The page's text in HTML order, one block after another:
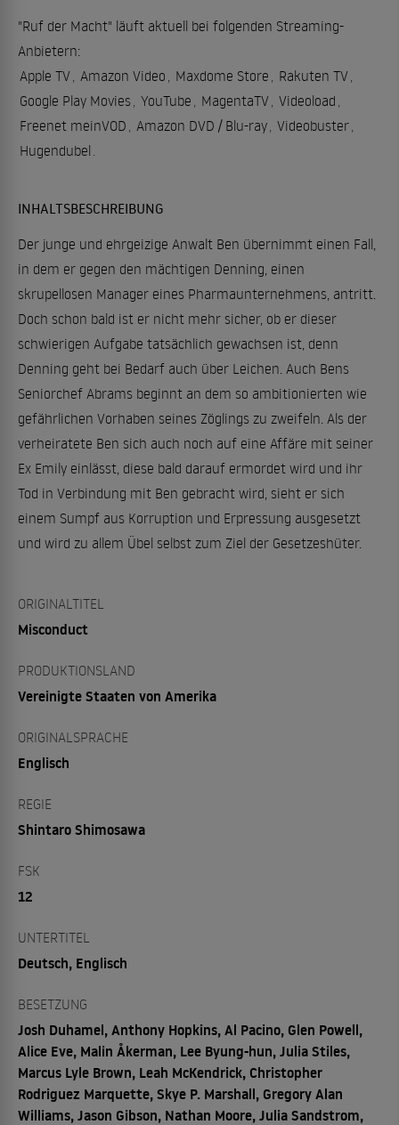
"Ruf der Macht" läuft aktuell bei folgenden Streaming-
Anbietern:
Apple TV, Amazon Video , Maxdome Store , Rakuten TV,
Google Play Movies, YouTube , MagentaTV, Videoload ,
Freenet meinVOD , Amazon DVD / Blu-ray, Videobuster,
Hugendubel .
INHALTSBESCHREIBUNG
Der junge und ehrgeizige Anwalt Ben übernimmt einen Fall,
in dem er gegen den mächtigen Denning, einen
skrupellosen Manager eines Pharmaunternehmens, antritt.
Doch schon bald ist er nicht mehr sicher, ob er dieser
schwierigen Aufgabe tatsächlich gewachsen ist, denn
Denning geht bei Bedarf auch über Leichen. Auch Bens
Seniorchef Abrams beginnt an dem so ambitionierten wie
gefährlichen Vorhaben seines Zöglings zu zweifeln. Als der
verheiratete Ben sich auch noch auf eine Affäre mit seiner
Ex Emily einlässt, diese bald darauf ermordet wird und ihr
Tod in Verbindung mit Ben gebracht wird, sieht er sich
einem Sumpf aus Korruption und Erpressung ausgesetzt
und wird zu allem Übel selbst zum Ziel der Gesetzeshüter.
ORIGINALTITEL
Misconduct
PRODUKTIONSLAND
Vereinigte Staaten von Amerika
ORIGINALSPRACHE
Englisch
REGIE
Shintaro Shimosawa
FSK
12
UNTERTITEL
Deutsch, Englisch
BESETZUNG
Josh Duhamel, Anthony Hopkins, Al Pacino, Glen Powell,
Alice Eve, Malin Åkerman, Lee Byung-hun, Julia Stiles,
Marcus Lyle Brown, Leah McKendrick, Christopher
Rodriguez Marquette, Skye P. Marshall, Gregory Alan
Williams, Jason Gibson, Nathan Moore, Julia Sandstrom,